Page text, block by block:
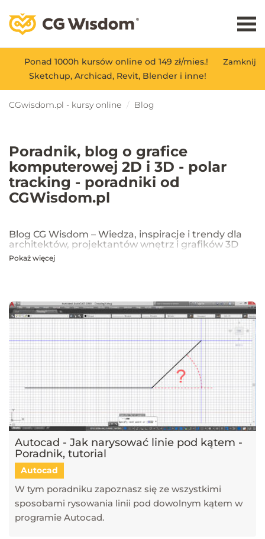
Zamknij
Ponad 1000h kursów online od 149 zł/mies.!
Sketchup, Archicad, Revit, Blender i inne!
CGwisdom.pl - kursy online Blog
Poradnik, blog o grafice
komputerowej 2D i 3D - polar
tracking - poradniki od
CGWisdom.pl
Blog CG Wisdom – Wiedza, inspiracje i trendy dla
architektów, projektantów wnętrz i grafików 3D
Na blogu CG Wisdom znajdziesz praktyczne porady, inspiracje oraz
które pomagają tworzyć profesjonalne i fotorealistyczne wizualizacje.
Dowiesz się również, jak sztuczna inteligencja zmienia pracę
projektantów, jakie są najlepsze praktyki w renderingu oraz jak
optymalizować proces projektowy. Śledź nasz blog, aby pozostać na
bieżąco z technologią i rozwijać swoje umiejętności w projektowaniu
przestrzeni i wizualizacji 3D!
Pokaż więcej
Autocad - Jak narysować linie pod kątem -
Poradnik, tutorial
Autocad
W tym poradniku zapoznasz się ze wszystkimi
sposobami rysowania linii pod dowolnym kątem w
programie Autocad.